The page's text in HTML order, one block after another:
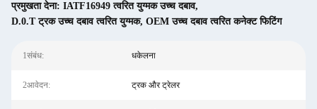
प्रमुखता देना: IATF16949 त्वरित युग्मक उच्च दबाव,
D.0.T ट्रक उच्च दबाव त्वरित युग्मक, OEM उच्च दबाव त्वरित कनेक्ट फिटिंग
1संबंध: धकेलना
2आवेदन: ट्रक और ट्रेलर